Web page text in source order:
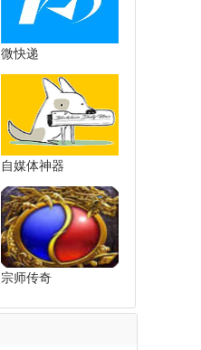
微快递
自媒体神器
宗师传奇